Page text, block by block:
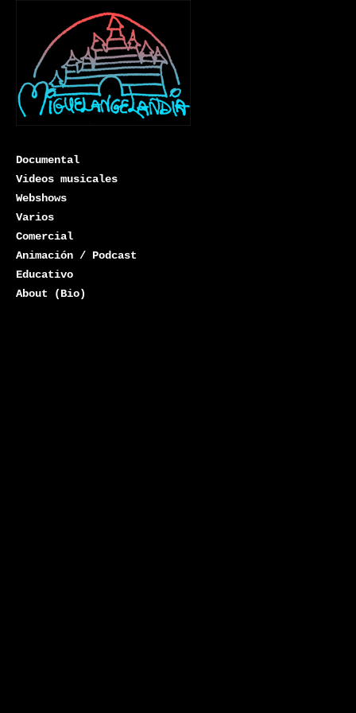
Miguelangelandia
Documental
Videos musicales
Webshows
Varios
Comercial
Animación / Podcast
Educativo
About (Bio)